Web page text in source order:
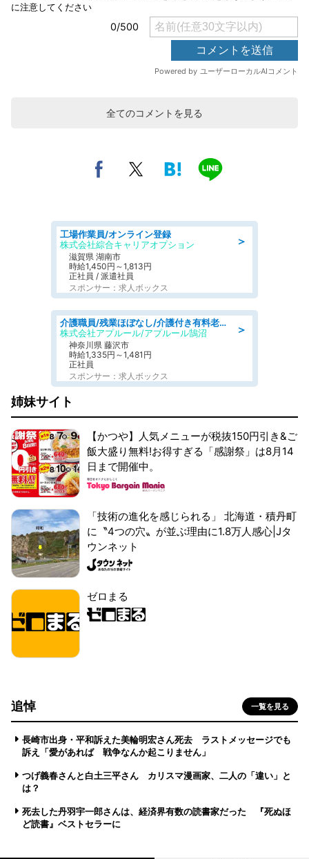
全てのコメントを見る
＞
工場作業員/オンライン登録
株式会社綜合キャリアオプション
滋賀県 湖南市
時給1,450円～1,813円
正社員 / 派遣社員
スポンサー：求人ボックス
＞
介護職員/残業ほぼなし/介護付き有料老人ホームの介護士/夜勤専従
株式会社アプルール/アプルール鵠沼
神奈川県 藤沢市
時給1,335円～1,481円
正社員
スポンサー：求人ボックス
姉妹サイト
【かつや】人気メニューが税抜150円引き&ご
飯大盛り無料!お得すぎる「感謝祭」は8月14
日まで開催中。
「技術の進化を感じられる」 北海道・積丹町
に〝4つの穴〟が並ぶ理由に1.8万人感心|Jタ
ウンネット
ゼロまる
追悼 一覧を見る
長崎市出身・平和訴えた美輪明宏さん死去 ラストメッセージでも
訴え「愛があれば 戦争なんか起こりません」
つげ義春さんと白土三平さん カリスマ漫画家、二人の「違い」と
は？
死去した丹羽宇一郎さんは、経済界有数の読書家だった 『死ぬほ
ど読書』ベストセラーに